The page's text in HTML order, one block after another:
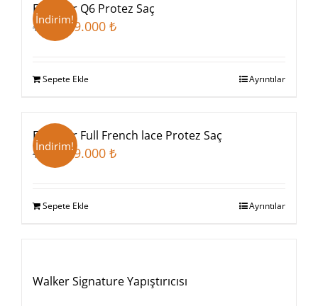
İndirim!
Evo Hair Q6 Protez Saç
10.000₺ Orijinal
9.000 ₺Şu
Sepete Ekle Ayrıntılar
İndirim!
Evo Hair Full French lace Protez Saç
10.000₺ Orijinal
9.000 ₺Şu
Sepete Ekle Ayrıntılar
Walker Signature Yapıştırıcısı